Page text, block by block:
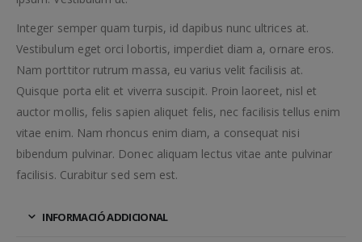
Integer semper quam turpis, id dapibus nunc ultrices at.
Vestibulum eget orci lobortis, imperdiet diam a, ornare eros.
Nam porttitor rutrum massa, eu varius velit facilisis at.
Quisque porta elit et viverra suscipit. Proin laoreet, nisl et
auctor mollis, felis sapien aliquet felis, nec facilisis tellus enim
vitae enim. Nam rhoncus enim diam, a consequat nisi
bibendum pulvinar. Donec aliquam lectus vitae ante pulvinar
facilisis. Curabitur sed sem est.
INFORMACIÓ ADDICIONAL